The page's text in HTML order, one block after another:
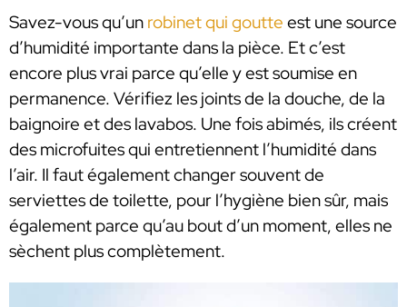
Savez-vous qu’un robinet qui goutte est une source
d’humidité importante dans la pièce. Et c’est
encore plus vrai parce qu’elle y est soumise en
permanence. Vérifiez les joints de la douche, de la
baignoire et des lavabos. Une fois abimés, ils créent
des microfuites qui entretiennent l’humidité dans
l’air. Il faut également changer souvent de
serviettes de toilette, pour l’hygiène bien sûr, mais
également parce qu’au bout d’un moment, elles ne
sèchent plus complètement.